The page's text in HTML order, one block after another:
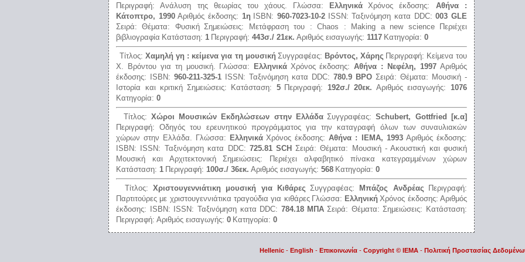
Περιγραφή:Ανάλυση της θεωρίας του χάους. Γλώσσα: Ελληνικά Χρόνος έκδοσης: Αθήνα :
Κάτοπτρο, 1990 Αριθμός έκδοσης: 1η ISBN:960-7023-10-2 ISSN:Ταξινόμηση κατα DDC:003 GLΕ
Σειρά:Θέματα: Φυσική Σημειώσεις:
Μετάφραση του : Chaos : Μaking a new science Περιέχει
βιβλιογραφία Κατάσταση: 1 Περιγραφή: 443σ./ 21εκ. Αριθμός εισαγωγής: 1117 Κατηγορία: 0
Τίτλος:Χαμηλή γη : κείμενα για τη μουσική Συγγραφέας: Βρόντος, Χάρης Περιγραφή: Κείμενα του
Χ. Βρόντου για τη μουσική. Γλώσσα: Ελληνικά Χρόνος έκδοσης:Αθήνα : Νεφέλη, 1997 Αριθμός
έκδοσης:
ISBN:960-211-325-1 ISSN: Ταξινόμηση κατα DDC:780.9 ΒΡΟ Σειρά: Θέματα: Μουσική -
Ιστορία και κριτική Σημειώσεις: Κατάσταση: 5 Περιγραφή: 192σ./ 20εκ. Αριθμός εισαγωγής:1076
Κατηγορία: 0
Τίτλος: Χώροι Μουσικών Εκδηλώσεων στην Ελλάδα Συγγραφέας:Schubert, Gottfried [κ.α]
Περιγραφή:Οδηγός του ερευνητικού προγράμματος για την καταγραφή όλων των συναυλιακών
χώρων στην Ελλάδα. Γλώσσα: Ελληνικά Χρόνος έκδοσης:Αθήνα : ΙΕΜΑ, 1993 Αριθμός έκδοσης:
ISBN:
ISSN: Ταξινόμηση κατα DDC: 725.81 SCΗ Σειρά:Θέματα:
Μουσική - Ακουστική και φυσική
Μουσική και Αρχιτεκτονική
Σημειώσεις:
Περιέχει αλφαβητικό πίνακα κατεγραμμένων χώρων
Κατάσταση: 1 Περιγραφή: 100σ./ 36εκ. Αριθμός εισαγωγής: 568 Κατηγορία: 0
Τίτλος: Χριστουγεννιάτικη μουσική για Κιθάρες Συγγραφέας: Μπάζος Ανδρέας
Περιγραφή:
Παρτιτούρες με χριστουγεννιάτικα τραγούδια για κιθάρες Γλώσσα: Ελληνική Χρόνος έκδοσης:Αριθμός
έκδοσης:
ISBN: ISSN: Ταξινόμηση κατα DDC: 784.18 ΜΠΑ Σειρά: Θέματα:Σημειώσεις: Κατάσταση:
Περιγραφή: Αριθμός εισαγωγής: 0 Κατηγορία: 0
Hellenic - English - Επικοινωνία - Copyright © IEMA - Πολιτική Προστασίας